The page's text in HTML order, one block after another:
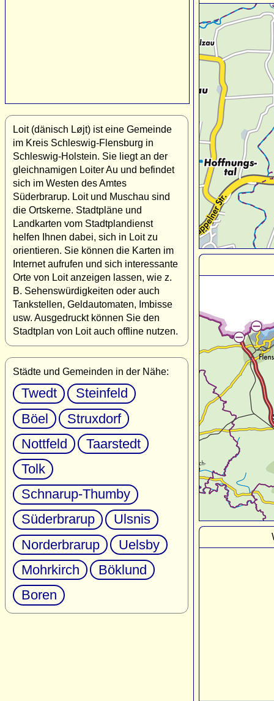
Loit (dänisch Løjt) ist eine Gemeinde
im Kreis Schleswig-Flensburg in
Schleswig-Holstein. Sie liegt an der
gleichnamigen Loiter Au und befindet
sich im Westen des Amtes
Süderbrarup. Loit und Muschau sind
die Ortskerne. Stadtpläne und
Landkarten vom Stadtplandienst
helfen Ihnen dabei, sich in Loit zu
orientieren. Sie können die Karten im
Internet aufrufen und sich interessante
Orte von Loit anzeigen lassen, wie z.
B. Sehenswürdigkeiten oder auch
Tankstellen, Geldautomaten, Imbisse
usw. Ausgedruckt können Sie den
Stadtplan von Loit auch offline nutzen.
Städte und Gemeinden in der Nähe:
Twedt
Steinfeld
Böel
Struxdorf
Nottfeld
Taarstedt
Tolk
Schnarup-Thumby
Süderbrarup
Ulsnis
Norderbrarup
Uelsby
Mohrkirch
Böklund
Boren